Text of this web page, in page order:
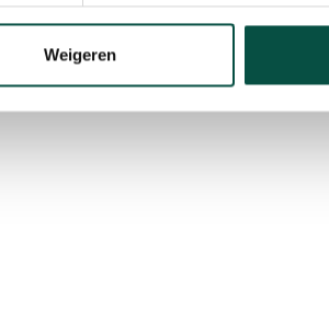
Weigeren
(IGE), is hij oprichter, lid en
en medeoprichter, bestuurslid